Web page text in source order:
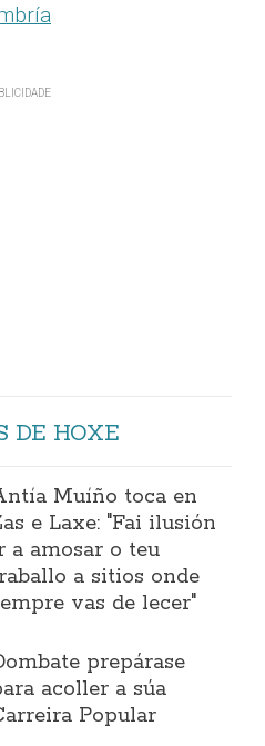
DE HOXE
Muíño toca en
e Laxe: "Fai ilusión
a amosar o teu
a sitios onde
vas de lecer"
prepárase
acoller a súa
Popular